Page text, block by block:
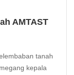
AMTAST
tanah
kepala